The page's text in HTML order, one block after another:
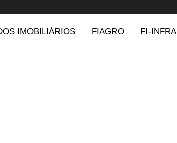
IMOBILIÁRIOS FIAGRO FI-INFRA